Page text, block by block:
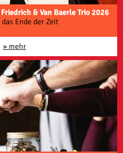
& Van Baerle Trio 2026
das Ende der Zeit
» mehr